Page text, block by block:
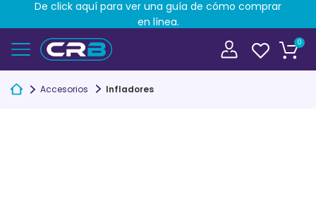
0
Accesorios Infladores
De click aquí para ver una guía de cómo comprar
en línea.